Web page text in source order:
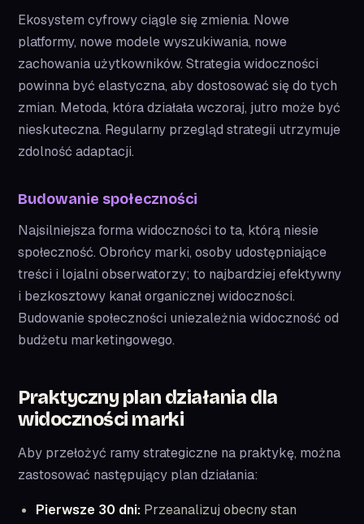
Ekosystem cyfrowy ciągle się zmienia. Nowe
platformy, nowe modele wyszukiwania, nowe
zachowania użytkowników. Strategia widoczności
powinna być elastyczna, aby dostosować się do tych
zmian. Metoda, która działała wczoraj, jutro może być
nieskuteczna. Regularny przegląd strategii utrzymuje
zdolność adaptacji.
Budowanie społeczności
Najsilniejsza forma widoczności to ta, którą niesie
społeczność. Obrońcy marki, osoby udostępniające
treści i lojalni obserwatorzy; to najbardziej efektywny
i bezkosztowy kanał organicznej widoczności.
Budowanie społeczności uniezależnia widoczność od
budżetu marketingowego.
Praktyczny plan działania dla
widoczności marki
Aby przełożyć ramy strategiczne na praktykę, można
zastosować następujący plan działania:
Pierwsze 30 dni: Przeanalizuj obecny stan